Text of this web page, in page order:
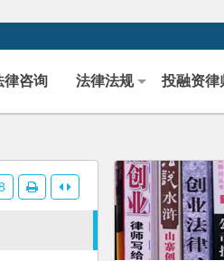
律咨询 法律法规 投融资律